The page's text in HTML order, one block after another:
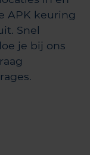
APK keuring
Snel
je bij ons